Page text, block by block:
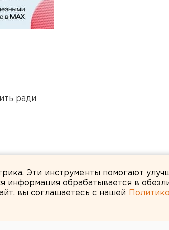
ради
Эти инструменты помогают
информация обрабатывается в
вы соглашаетесь с нашей